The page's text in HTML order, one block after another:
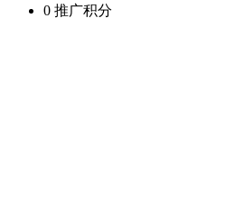
0 推广积分